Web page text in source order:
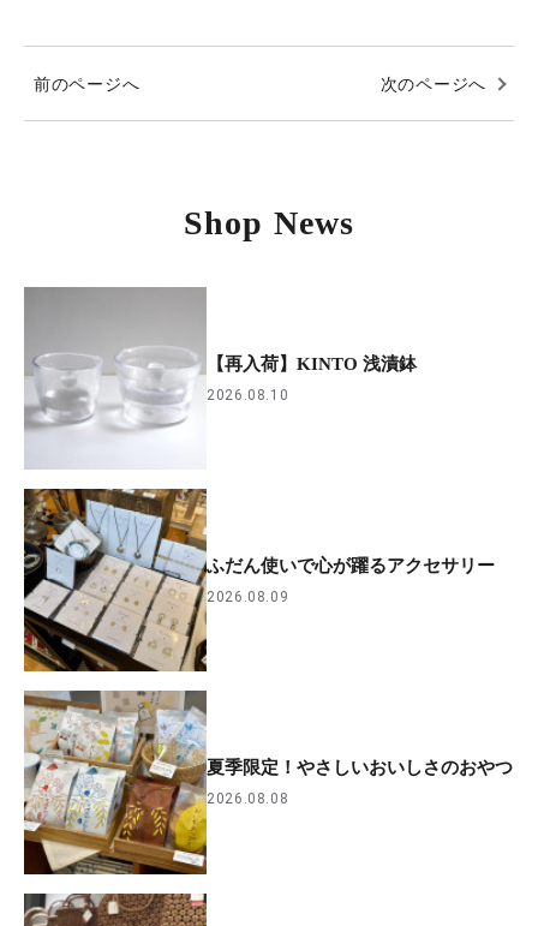
前のページへ 次のページへ
Shop News
【再入荷】KINTO 浅漬鉢
2026.08.10
ふだん使いで心が躍るアクセサリー
2026.08.09
夏季限定！やさしいおいしさのおやつ
2026.08.08